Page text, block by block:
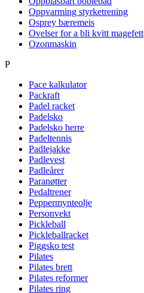
Oppvarming styrketrening
Osprey bæremeis
Ovelser for a bli kvitt magefett
Ozonmaskin
P
Pace kalkulator
Packraft
Padel racket
Padelsko
Padelsko herre
Padeltennis
Padlejakke
Padlevest
Padleårer
Paranøtter
Pedaltrener
Peppermynteolje
Personvekt
Pickleball
Pickleballracket
Piggsko test
Pilates
Pilates brett
Pilates reformer
Pilates ring